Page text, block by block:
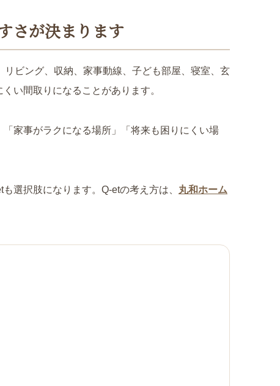
さが決まります
ビング、収納、家事動線、子ども部屋、寝室、玄
い間取りになることがあります。
家事がラクになる場所」「将来も困りにくい場
選択肢になります。Q-etの考え方は、 丸和ホーム